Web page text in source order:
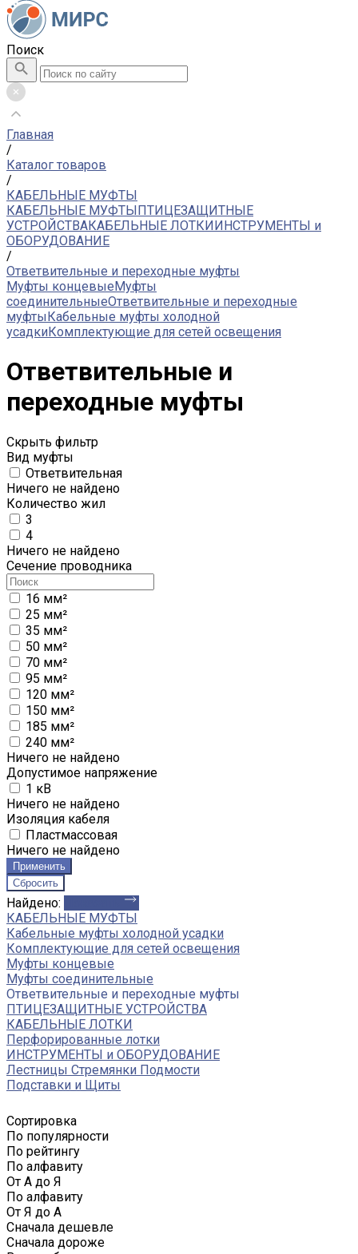
Поиск
Главная
/
Каталог товаров
/
КАБЕЛЬНЫЕ МУФТЫ
КАБЕЛЬНЫЕ МУФТЫПТИЦЕЗАЩИТНЫЕ
УСТРОЙСТВАКАБЕЛЬНЫЕ ЛОТКИИНСТРУМЕНТЫ и
ОБОРУДОВАНИЕ
/
Ответвительные и переходные муфты
Муфты концевыеМуфты
соединительныеОтветвительные и переходные
муфтыКабельные муфты холодной
усадкиКомплектующие для сетей освещения
Ответвительные и
переходные муфты
Скрыть фильтр
Вид муфты
Ответвительная
Ничего не найдено
Количество жил
3
4
Ничего не найдено
Сечение проводника
16 мм²
25 мм²
35 мм²
50 мм²
70 мм²
95 мм²
120 мм²
150 мм²
185 мм²
240 мм²
Ничего не найдено
Допустимое напряжение
1 кВ
Ничего не найдено
Изоляция кабеля
Пластмассовая
Ничего не найдено
Найдено:
КАБЕЛЬНЫЕ МУФТЫ
Кабельные муфты холодной усадки
Комплектующие для сетей освещения
Муфты концевые
Муфты соединительные
Ответвительные и переходные муфты
ПТИЦЕЗАЩИТНЫЕ УСТРОЙСТВА
КАБЕЛЬНЫЕ ЛОТКИ
Перфорированные лотки
ИНСТРУМЕНТЫ и ОБОРУДОВАНИЕ
Лестницы Стремянки Подмости
Подставки и Щиты
Сортировка
По популярности
По рейтингу
По алфавиту
От А до Я
По алфавиту
От Я до А
Сначала дешевле
Сначала дороже